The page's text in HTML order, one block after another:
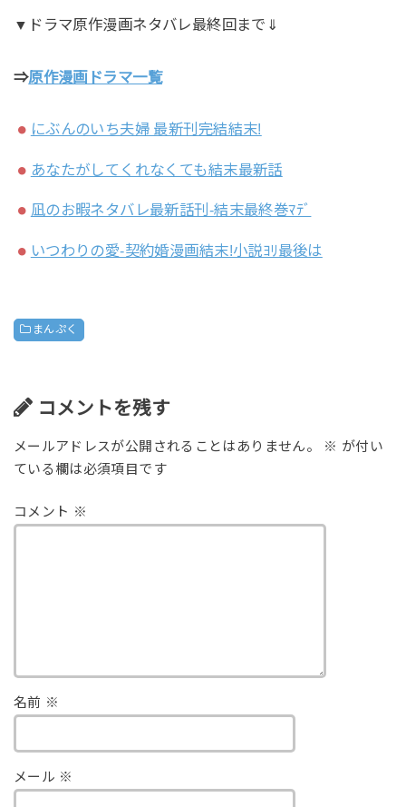
▼ドラマ原作漫画ネタバレ最終回まで⇓
⇒原作漫画ドラマ一覧
にぶんのいち夫婦 最新刊完結結末!
あなたがしてくれなくても結末最新話
凪のお暇ネタバレ最新話刊-結末最終巻ﾏﾃﾞ
いつわりの愛‐契約婚漫画結末!小説ﾖﾘ最後は
まんぷく
コメントを残す
メールアドレスが公開されることはありません。 ※ が付い
ている欄は必須項目です
コメント ※
名前 ※
メール ※